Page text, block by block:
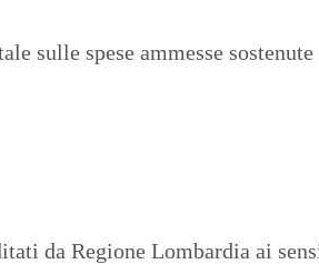
sulle spese ammesse sostenute
da Regione Lombardia ai